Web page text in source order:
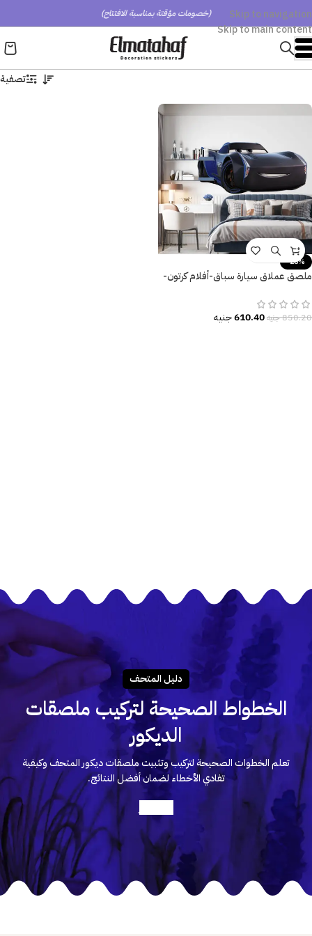
Skip to navigation
Skip to main content
(خصومات مؤقتة بمناسبة الافتتاح)
تصفية
-28%
ملصق عملاق سيارة سباق-أفلام كرتون-
850.20جنيه610.40جنيه
دليـل المتحـف
الخطواط الصحيحة لتركيب ملصقات
الديكور
تعلم الخطوات الصحيحة لتركيب وتثبيت ملصقات ديكور المتحف وكيفية
تفادي الأخطاء لضمان أفضل النتائج.